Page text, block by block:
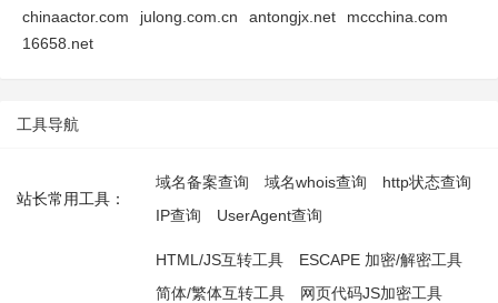
chinaactor.com
julong.com.cn antongjx.net
mccchina.com
16658.net
工具导航
站长常用工具：
域名备案查询 域名whois查询
http状态查询
IP查询
UserAgent查询
HTML/JS互转工具
ESCAPE 加密/解密工具
简体/繁体互转工具
网页代码JS加密工具